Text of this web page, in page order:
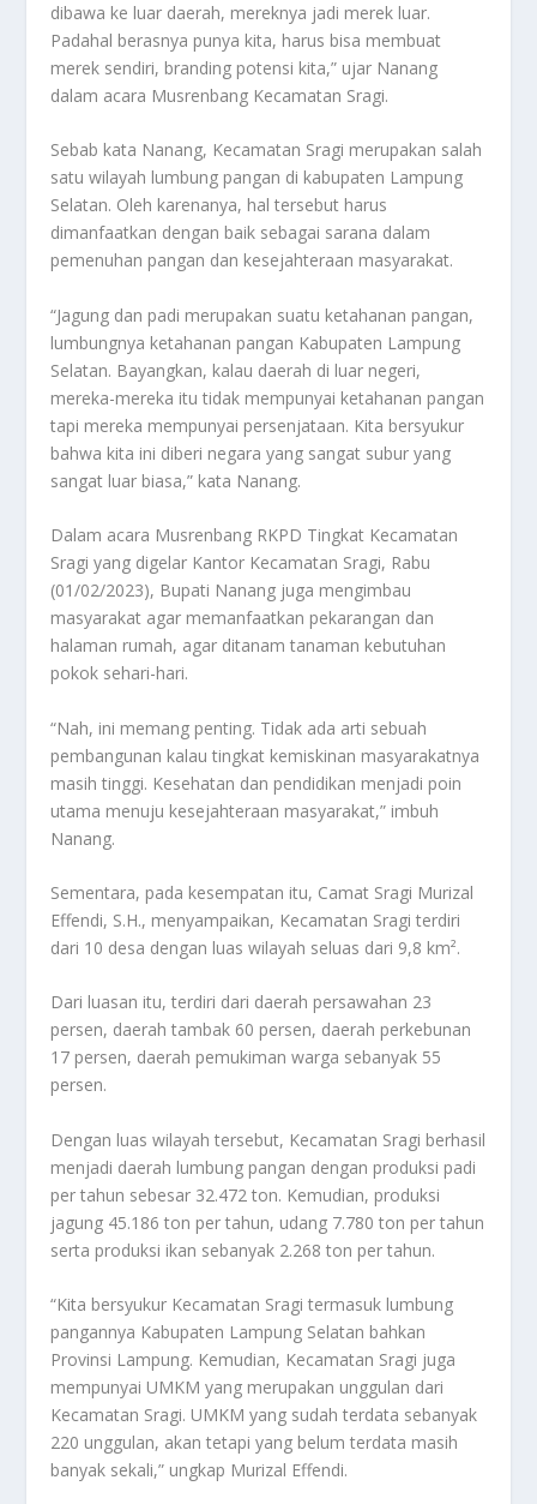
dibawa ke luar daerah, mereknya jadi merek luar.
Padahal berasnya punya kita, harus bisa membuat
merek sendiri, branding potensi kita,” ujar Nanang
dalam acara Musrenbang Kecamatan Sragi.
Sebab kata Nanang, Kecamatan Sragi merupakan salah
satu wilayah lumbung pangan di kabupaten Lampung
Selatan. Oleh karenanya, hal tersebut harus
dimanfaatkan dengan baik sebagai sarana dalam
pemenuhan pangan dan kesejahteraan masyarakat.
“Jagung dan padi merupakan suatu ketahanan pangan,
lumbungnya ketahanan pangan Kabupaten Lampung
Selatan. Bayangkan, kalau daerah di luar negeri,
mereka-mereka itu tidak mempunyai ketahanan pangan
tapi mereka mempunyai persenjataan. Kita bersyukur
bahwa kita ini diberi negara yang sangat subur yang
sangat luar biasa,” kata Nanang.
Dalam acara Musrenbang RKPD Tingkat Kecamatan
Sragi yang digelar Kantor Kecamatan Sragi, Rabu
(01/02/2023), Bupati Nanang juga mengimbau
masyarakat agar memanfaatkan pekarangan dan
halaman rumah, agar ditanam tanaman kebutuhan
pokok sehari-hari.
“Nah, ini memang penting. Tidak ada arti sebuah
pembangunan kalau tingkat kemiskinan masyarakatnya
masih tinggi. Kesehatan dan pendidikan menjadi poin
utama menuju kesejahteraan masyarakat,” imbuh
Nanang.
Sementara, pada kesempatan itu, Camat Sragi Murizal
Effendi, S.H., menyampaikan, Kecamatan Sragi terdiri
dari 10 desa dengan luas wilayah seluas dari 9,8 km².
Dari luasan itu, terdiri dari daerah persawahan 23
persen, daerah tambak 60 persen, daerah perkebunan
17 persen, daerah pemukiman warga sebanyak 55
persen.
Dengan luas wilayah tersebut, Kecamatan Sragi berhasil
menjadi daerah lumbung pangan dengan produksi padi
per tahun sebesar 32.472 ton. Kemudian, produksi
jagung 45.186 ton per tahun, udang 7.780 ton per tahun
serta produksi ikan sebanyak 2.268 ton per tahun.
“Kita bersyukur Kecamatan Sragi termasuk lumbung
pangannya Kabupaten Lampung Selatan bahkan
Provinsi Lampung. Kemudian, Kecamatan Sragi juga
mempunyai UMKM yang merupakan unggulan dari
Kecamatan Sragi. UMKM yang sudah terdata sebanyak
220 unggulan, akan tetapi yang belum terdata masih
banyak sekali,” ungkap Murizal Effendi.